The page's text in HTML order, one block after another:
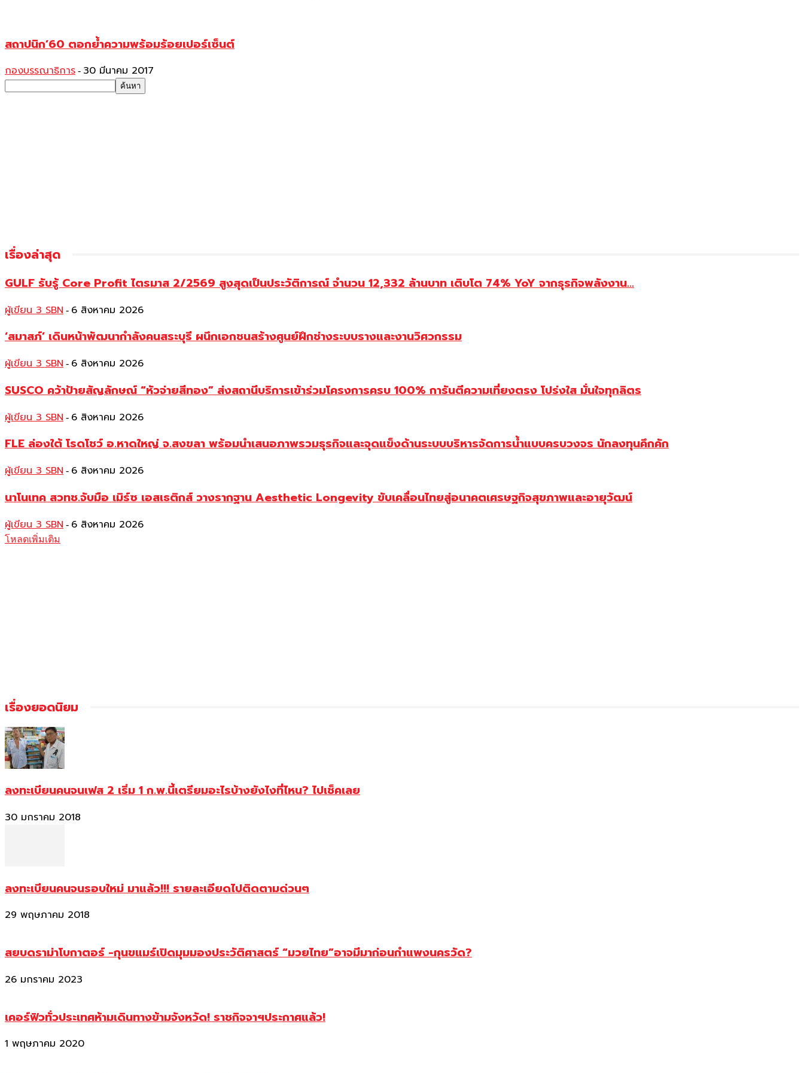
สถาปนิก’60 ตอกย้ำความพร้อมร้อยเปอร์เซ็นต์
กองบรรณาธิการ - 30 มีนาคม 2017
เรื่องล่าสุด
GULF รับรู้ Core Profit ไตรมาส 2/2569 สูงสุดเป็นประวัติการณ์ จำนวน 12,332 ล้านบาท เติบโต 74% YoY จากธุรกิจพลังงาน...
ผู้เขียน 3 SBN - 6 สิงหาคม 2026
‘สมาสภ์’ เดินหน้าพัฒนากำลังคนสระบุรี ผนึกเอกชนสร้างศูนย์ฝึกช่างระบบรางและงานวิศวกรรม
ผู้เขียน 3 SBN - 6 สิงหาคม 2026
SUSCO คว้าป้ายสัญลักษณ์ “หัวจ่ายสีทอง” ส่งสถานีบริการเข้าร่วมโครงการครบ 100% การันตีความเที่ยงตรง โปร่งใส มั่นใจทุกลิตร
ผู้เขียน 3 SBN - 6 สิงหาคม 2026
FLE ล่องใต้ โรดโชว์ อ.หาดใหญ่ จ.สงขลา พร้อมนำเสนอภาพรวมธุรกิจและจุดแข็งด้านระบบบริหารจัดการน้ำแบบครบวงจร นักลงทุนคึกคัก
ผู้เขียน 3 SBN - 6 สิงหาคม 2026
นาโนเทค สวทช.จับมือ เมิร์ซ เอสเธติกส์ วางรากฐาน Aesthetic Longevity ขับเคลื่อนไทยสู่อนาคตเศรษฐกิจสุขภาพและอายุวัฒน์
ผู้เขียน 3 SBN - 6 สิงหาคม 2026
โหลดเพิ่มเติม
เรื่องยอดนิยม
ลงทะเบียนคนจนเฟส 2 เริ่ม 1 ก.พ.นี้เตรียมอะไรบ้างยังไงที่ไหน? ไปเช็คเลย
30 มกราคม 2018
ลงทะเบียนคนจนรอบใหม่ มาแล้ว!!! รายละเอียดไปติดตามด่วนๆ
29 พฤษภาคม 2018
สยบดราม่าโบกาตอร์ -กุนขแมร์เปิดมุมมองประวัติศาสตร์ “มวยไทย”อาจมีมาก่อนกำแพงนครวัด?
26 มกราคม 2023
เคอร์ฟิวทั่วประเทศห้ามเดินทางข้ามจังหวัด! ราชกิจจาฯประกาศแล้ว!
1 พฤษภาคม 2020